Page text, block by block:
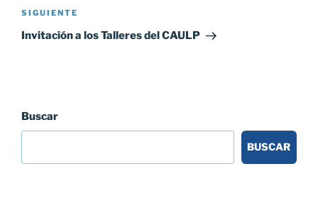
Siguiente
entrada
SIGUIENTE
Invitación a los Talleres del CAULP
Buscar
BUSCAR